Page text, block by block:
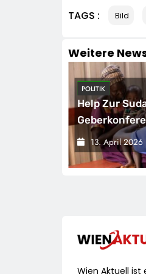
TAGS : Bild
Weitere
POLITIK
Help Zur
Humanitäre
Weitet Sich
13. April 2026
Wien Aktuell ist